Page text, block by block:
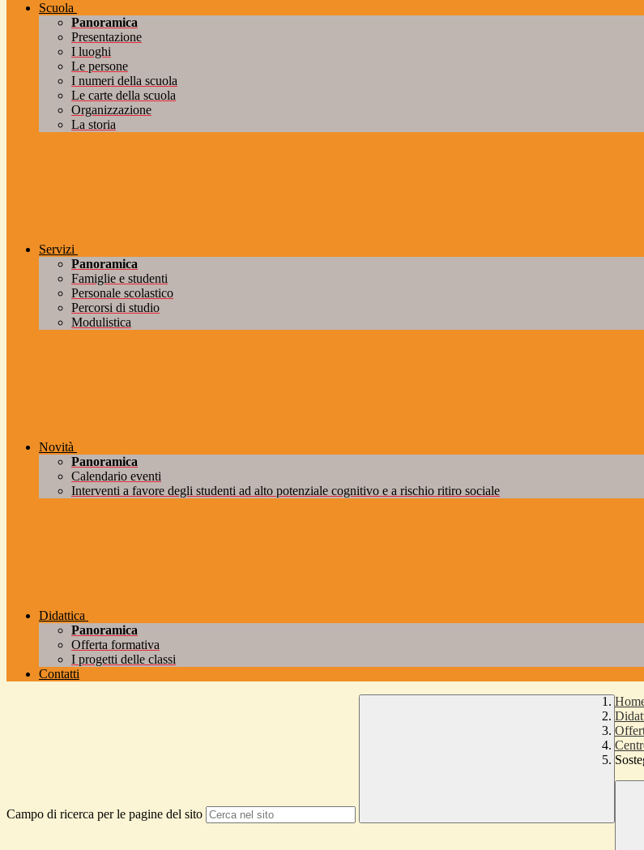
Scuola
Panoramica
Presentazione
I luoghi
Le persone
I numeri della scuola
Le carte della scuola
Organizzazione
La storia
Servizi
Panoramica
Famiglie e studenti
Personale scolastico
Percorsi di studio
Modulistica
Novità
Panoramica
Calendario eventi
Interventi a favore degli studenti ad alto potenziale cognitivo e a rischio ritiro sociale
Didattica
Panoramica
Offerta formativa
I progetti delle classi
Contatti
Campo di ricerca per le pagine del sito